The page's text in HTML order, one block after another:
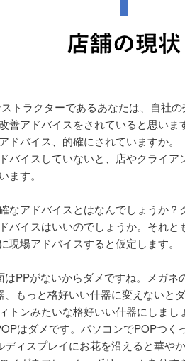
トラクターであるあなたは、自社
善アドバイスをされていると思いま
ドバイス、的確にされていますか。
バイスしていないと、店やクライ
ます。
なアドバイスとはなんでしょうか？
バイスはいいのでしょうか。それと
現場アドバイスすると仮定します。
はPPがないからダメですね。メガネ
、もっと格好いい什器に変えないとダ
トンみたいな格好いい什器にしまし
はダメです。パソコンでPOPつく
ディスプレイにお花を沿えると華やか